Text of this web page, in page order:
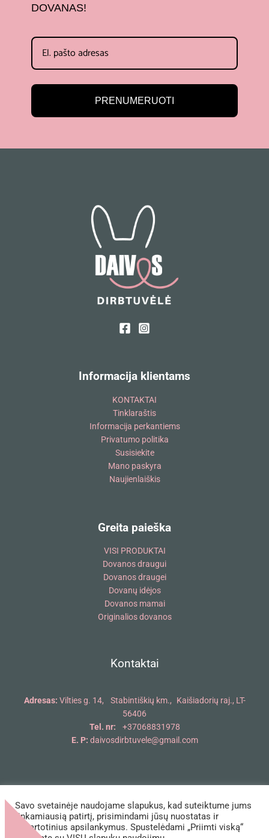
DOVANAS!
PRENUMERUOTI
Informacija klientams
KONTAKTAI
Tinklaraštis
Informacija perkantiems
Privatumo politika
Susisiekite
Mano paskyra
Naujienlaiškis
Greita paieška
VISI PRODUKTAI
Dovanos draugui
Dovanos draugei
Dovanų idėjos
Dovanos mamai
Originalios dovanos
Kontaktai
Adresas: Vilties g. 14, Stabintiškių km., Kaišiadorių raj., LT-
56406
Tel. nr:
+37068831978
E. P: daivosdirbtuvele@gmail.com
Copyright © 2018 - 2026 Daivos dirbtuvėlė | Powered by Daivos
dirbtuvėlė
Savo svetainėje naudojame slapukus, kad suteiktume jums
tinkamiausią patirtį, prisimindami jūsų nuostatas ir
pakartotinius apsilankymus. Spustelėdami „Priimti viską“